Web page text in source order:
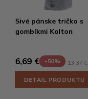
Sivé pánske tričko s
gombíkmi Kolton
6,69 € -50% 13,37 €
DETAIL PRODUKTU